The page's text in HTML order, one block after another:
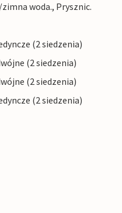
woda., Prysznic.
(2 siedzenia)
(2 siedzenia)
(2 siedzenia)
(2 siedzenia)